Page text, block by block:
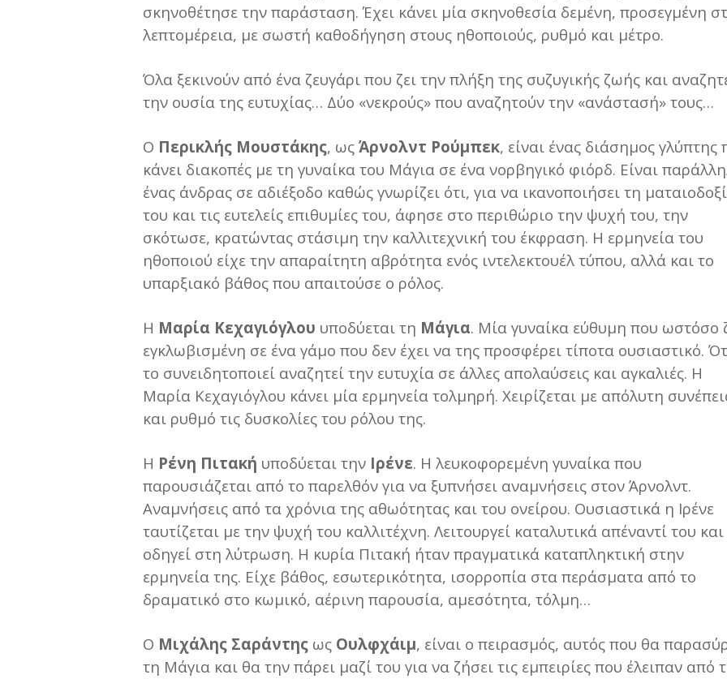
σκηνοθέτησε την παράσταση. Έχει κάνει μία σκηνοθεσία δεμένη, προσεγμένη
λεπτομέρεια, με σωστή καθοδήγηση στους ηθοποιούς, ρυθμό και μέτρο.
Όλα ξεκινούν από ένα ζευγάρι που ζει την πλήξη της συζυγικής ζωής και
την ουσία της ευτυχίας… Δύο «νεκρούς» που αναζητούν την «ανάστασή» τους…
Ο Περικλής Μουστάκης, ως Άρνολντ Ρούμπεκ, είναι ένας διάσημος γλύπτης
κάνει διακοπές με τη γυναίκα του Μάγια σε ένα νορβηγικό φιόρδ. Είναι
ένας άνδρας σε αδιέξοδο καθώς γνωρίζει ότι, για να ικανοποιήσει τη
του και τις ευτελείς επιθυμίες του, άφησε στο περιθώριο την ψυχή του, την
σκότωσε, κρατώντας στάσιμη την καλλιτεχνική του έκφραση. Η ερμηνεία του
ηθοποιού είχε την απαραίτητη αβρότητα ενός ιντελεκτουέλ τύπου, αλλά και το
υπαρξιακό βάθος που απαιτούσε ο ρόλος.
Η Μαρία Κεχαγιόγλου υποδύεται τη Μάγια. Μία γυναίκα εύθυμη που ωστόσο
εγκλωβισμένη σε ένα γάμο που δεν έχει να της προσφέρει τίποτα ουσιαστικό.
το συνειδητοποιεί αναζητεί την ευτυχία σε άλλες απολαύσεις και αγκαλιές. Η
Μαρία Κεχαγιόγλου κάνει μία ερμηνεία τολμηρή. Χειρίζεται με απόλυτη
και ρυθμό τις δυσκολίες του ρόλου της.
Η Ρένη Πιτακή υποδύεται την Ιρένε. Η λευκοφορεμένη γυναίκα που
παρουσιάζεται από το παρελθόν για να ξυπνήσει αναμνήσεις στον Άρνολντ.
Αναμνήσεις από τα χρόνια της αθωότητας και του ονείρου. Ουσιαστικά η Ιρένε
ταυτίζεται με την ψυχή του καλλιτέχνη. Λειτουργεί καταλυτικά απέναντί του
οδηγεί στη λύτρωση. Η κυρία Πιτακή ήταν πραγματικά καταπληκτική στην
ερμηνεία της. Είχε βάθος, εσωτερικότητα, ισορροπία στα περάσματα από το
δραματικό στο κωμικό, αέρινη παρουσία, αμεσότητα, τόλμη…
Ο Μιχάλης Σαράντης ως Ουλφχάιμ, είναι ο πειρασμός, αυτός που θα
τη Μάγια και θα την πάρει μαζί του για να ζήσει τις εμπειρίες που έλειπαν από